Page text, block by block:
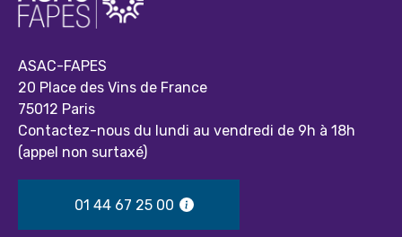
ASAC-FAPES
20 Place des Vins de France
75012 Paris
Contactez-nous du lundi au vendredi de 9h à 18h
(appel non surtaxé)
01 44 67 25 00